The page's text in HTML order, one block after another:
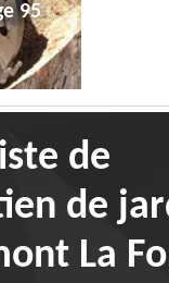
95
de
de
La